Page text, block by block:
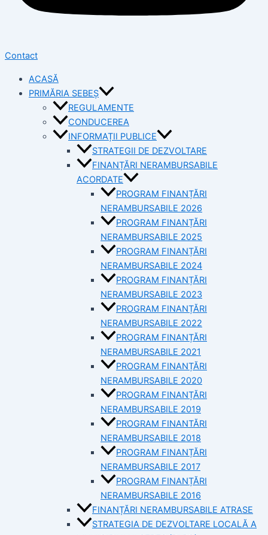
Contact
ACASĂ
PRIMĂRIA SEBEȘ
REGULAMENTE
CONDUCEREA
INFORMAȚII PUBLICE
STRATEGII DE DEZVOLTARE
FINANȚĂRI NERAMBURSABILE
ACORDATE
PROGRAM FINANȚĂRI
NERAMBURSABILE 2026
PROGRAM FINANȚĂRI
NERAMBURSABILE 2025
PROGRAM FINANȚĂRI
NERAMBURSABILE 2024
PROGRAM FINANȚĂRI
NERAMBURSABILE 2023
PROGRAM FINANȚĂRI
NERAMBURSABILE 2022
PROGRAM FINANȚĂRI
NERAMBURSABILE 2021
PROGRAM FINANȚĂRI
NERAMBURSABILE 2020
PROGRAM FINANȚĂRI
NERAMBURSABILE 2019
PROGRAM FINANTĂRI
NERAMBURSABILE 2018
PROGRAM FINANȚĂRI
NERAMBURSABILE 2017
PROGRAM FINANȚĂRI
NERAMBURSABILE 2016
FINANȚĂRI NERAMBURSABILE ATRASE
STRATEGIA DE DEZVOLTARE LOCALĂ A